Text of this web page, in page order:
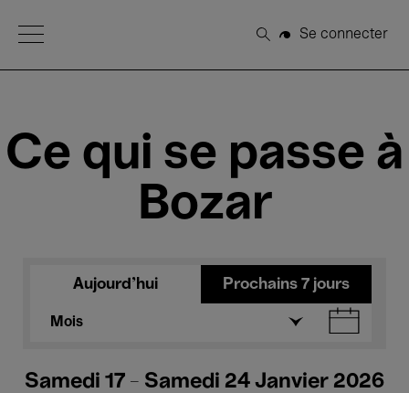
Open Menu
Rechercher
Se connecter
Ce qui se passe à
Bozar
Aujourd'hui Prochains 7 jours
Mois
Samedi 17 - Samedi 24 Janvier 2026